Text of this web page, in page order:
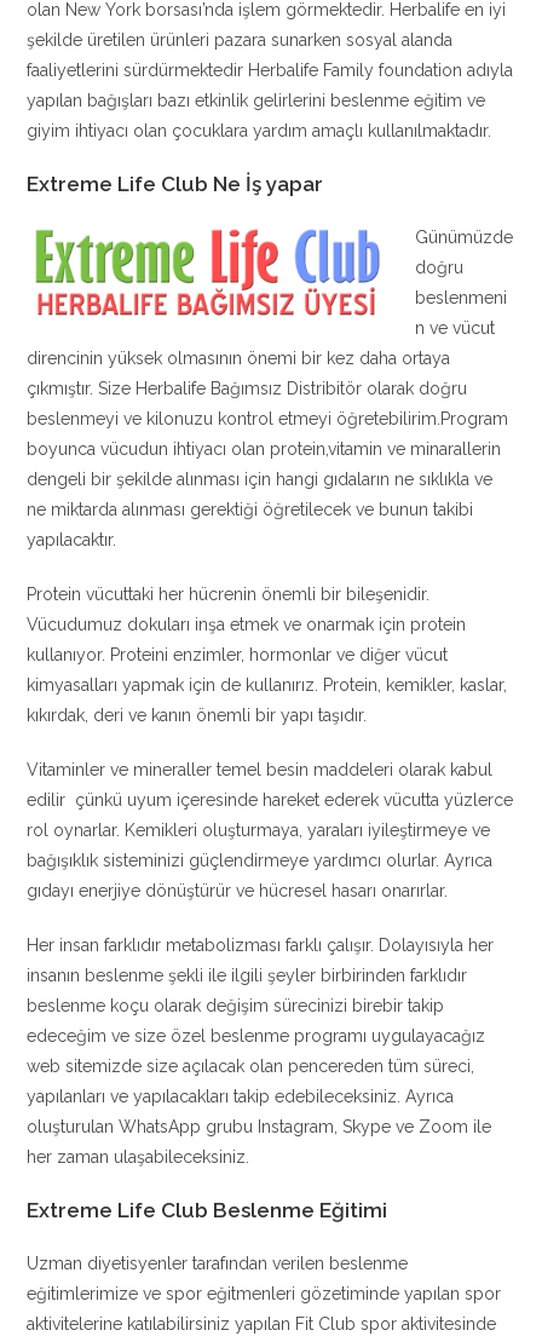
olan New York borsası’nda işlem görmektedir. Herbalife en iyi
şekilde üretilen ürünleri pazara sunarken sosyal alanda
faaliyetlerini sürdürmektedir Herbalife Family foundation adıyla
yapılan bağışları bazı etkinlik gelirlerini beslenme eğitim ve
giyim ihtiyacı olan çocuklara yardım amaçlı kullanılmaktadır.
Extreme Life Club Ne İş yapar
Günümüzde
doğru
beslenmeni
n ve vücut
direncinin yüksek olmasının önemi bir kez daha ortaya
çıkmıştır. Size Herbalife Bağımsız Distribitör olarak doğru
beslenmeyi ve kilonuzu kontrol etmeyi öğretebilirim.Program
boyunca vücudun ihtiyacı olan protein,vitamin ve minarallerin
dengeli bir şekilde alınması için hangi gıdaların ne sıklıkla ve
ne miktarda alınması gerektiği öğretilecek ve bunun takibi
yapılacaktır.
Protein vücuttaki her hücrenin önemli bir bileşenidir.
Vücudumuz dokuları inşa etmek ve onarmak için protein
kullanıyor. Proteini enzimler, hormonlar ve diğer vücut
kimyasalları yapmak için de kullanırız. Protein, kemikler, kaslar,
kıkırdak, deri ve kanın önemli bir yapı taşıdır.
Vitaminler ve mineraller temel besin maddeleri olarak kabul
edilir çünkü uyum içeresinde hareket ederek vücutta yüzlerce
rol oynarlar. Kemikleri oluşturmaya, yaraları iyileştirmeye ve
bağışıklık sisteminizi güçlendirmeye yardımcı olurlar. Ayrıca
gıdayı enerjiye dönüştürür ve hücresel hasarı onarırlar.
Her insan farklıdır metabolizması farklı çalışır. Dolayısıyla her
insanın beslenme şekli ile ilgili şeyler birbirinden farklıdır
beslenme koçu olarak değişim sürecinizi birebir takip
edeceğim ve size özel beslenme programı uygulayacağız
web sitemizde size açılacak olan pencereden tüm süreci,
yapılanları ve yapılacakları takip edebileceksiniz. Ayrıca
oluşturulan WhatsApp grubu Instagram, Skype ve Zoom ile
her zaman ulaşabileceksiniz.
Extreme Life Club Beslenme Eğitimi
Uzman diyetisyenler tarafından verilen beslenme
eğitimlerimize ve spor eğitmenleri gözetiminde yapılan spor
aktivitelerine katılabilirsiniz yapılan Fit Club spor aktivitesinde